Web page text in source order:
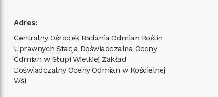
Adres:
Centralny Ośrodek Badania Odmian Roślin
Uprawnych Stacja Doświadczalna Oceny
Odmian w Słupi Wielkiej Zakład
Doświadczalny Oceny Odmian w Kościelnej
Wsi